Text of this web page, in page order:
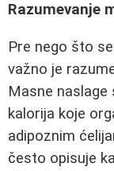
Razumevanje
Pre nego što
važno je
Masne
kalorija koje
adipoznim
često opisuje